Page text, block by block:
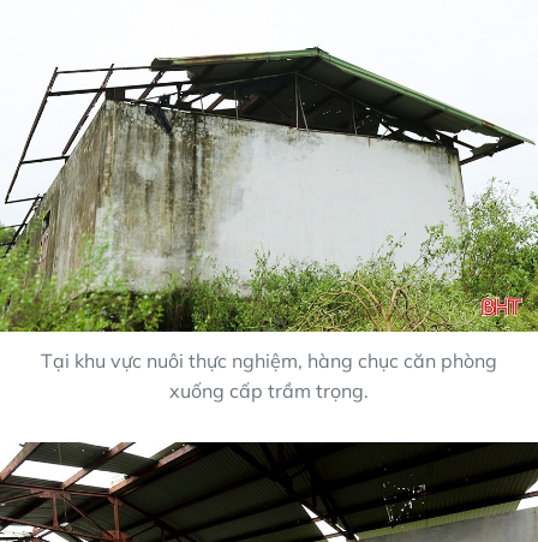
Tại khu vực nuôi thực nghiệm, hàng chục căn phòng
xuống cấp trầm trọng.